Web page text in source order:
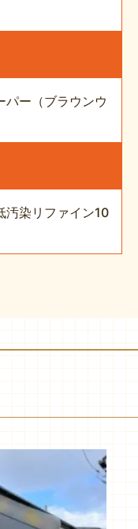
パー（ブラウンウ
染リファイン10